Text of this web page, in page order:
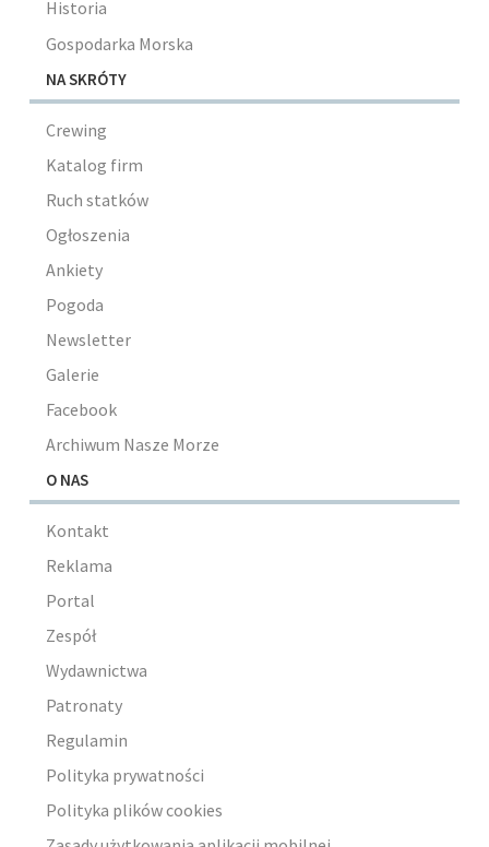
Historia
Gospodarka Morska
NA SKRÓTY
Crewing
Katalog firm
Ruch statków
Ogłoszenia
Ankiety
Pogoda
Newsletter
Galerie
Facebook
Archiwum Nasze Morze
O NAS
Kontakt
Reklama
Portal
Zespół
Wydawnictwa
Patronaty
Regulamin
Polityka prywatności
Polityka plików cookies